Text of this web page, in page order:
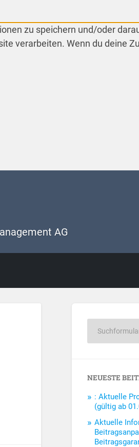
zu speichern und/oder
verarbeiten. Wenn du deine
AG
NEUESTE
: Aktuelle
(gültig ab
Aktuelle